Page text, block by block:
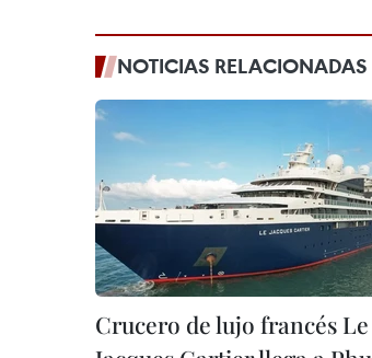
NOTICIAS RELACIONADAS
Crucero de lujo francés Le